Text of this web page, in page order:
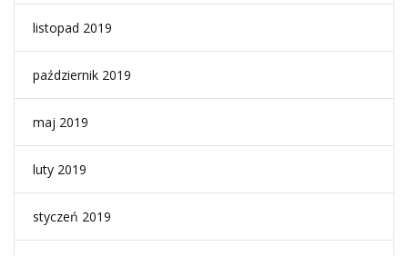
listopad 2019
październik 2019
maj 2019
luty 2019
styczeń 2019